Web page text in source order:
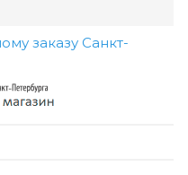
заказу Санкт-